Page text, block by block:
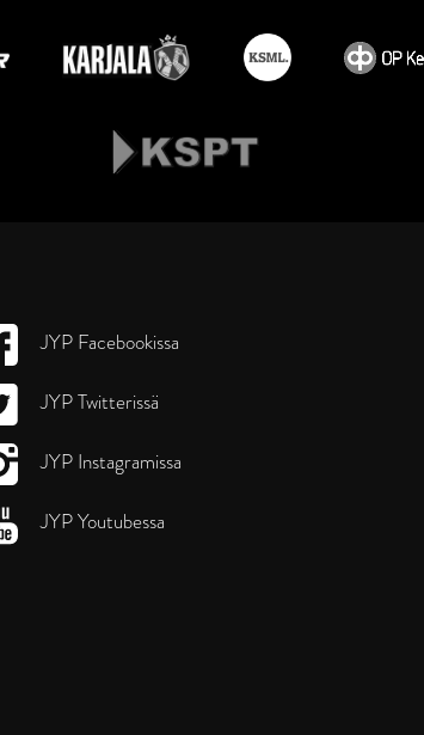
JYP Facebookissa
JYP Twitterissä
JYP Instagramissa
JYP Youtubessa